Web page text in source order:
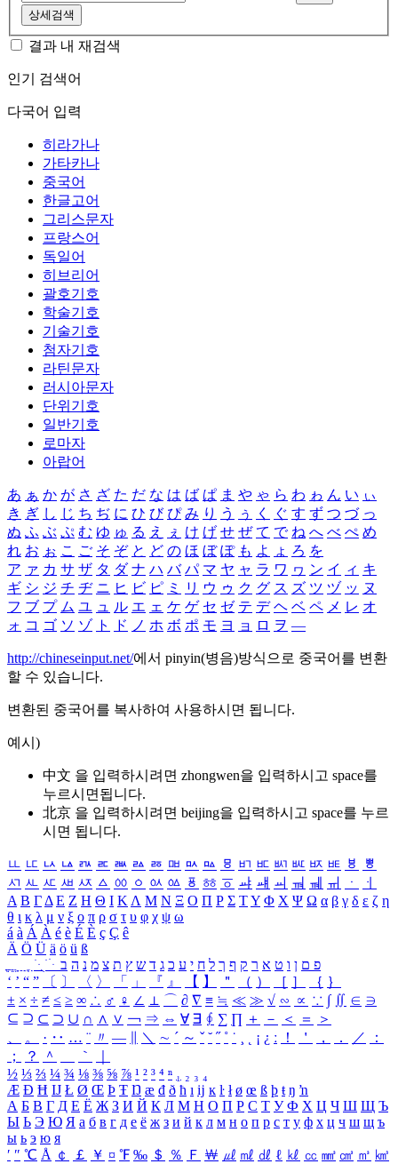
상세검색
결과 내 재검색
인기 검색어
다국어 입력
히라가나
가타카나
중국어
한글고어
그리스문자
프랑스어
독일어
히브리어
괄호기호
학술기호
기술기호
첨자기호
라틴문자
러시아문자
단위기호
일반기호
로마자
아랍어
あ ぁ か が さ ざ た だ な は ば ぱ ま や ゃ ら わ ゎ ん い ぃ
き ぎ し じ ち ぢ に ひ び ぴ み り う ぅ く ぐ す ず つ づ っ
ぬ ふ ぶ ぷ む ゆ ゅ る え ぇ け げ せ ぜ て で ね へ べ ぺ め
れ お ぉ こ ご そ ぞ と ど の ほ ぼ ぽ も よ ょ ろ を
ア ァ カ サ ザ タ ダ ナ ハ バ パ マ ヤ ャ ラ ワ ヮ ン イ ィ キ
ギ シ ジ チ ヂ ニ ヒ ビ ピ ミ リ ウ ゥ ク グ ス ズ ツ ヅ ッ ヌ
フ ブ プ ム ユ ュ ル エ ェ ケ ゲ セ ゼ テ デ ヘ ベ ペ メ レ オ
ォ コ ゴ ソ ゾ ト ド ノ ホ ボ ポ モ ヨ ョ ロ ヲ ―
http://chineseinput.net/에서 pinyin(병음)방식으로 중국어를 변환
할 수 있습니다.
변환된 중국어를 복사하여 사용하시면 됩니다.
예시)
中文 을 입력하시려면 zhongwen을 입력하시고 space를
누르시면됩니다.
北京 을 입력하시려면 beijing을 입력하시고 space를 누르
시면 됩니다.
ㅥ ㅦ ㅧ ㅨ ㅩ ㅪ ㅫ ㅬ ㅭ ㅮ ㅯ ㅰ ㅱ ㅲ ㅳ ㅴ ㅵ ㅶ ㅷ ㅸ
ㅹ
ㅺ ㅻ ㅼ ㅽ ㅾ ㅿ ㆀ ㆁ ㆂ ㆃ ㆄ ㆅ ㆆ ㆇ ㆈ ㆉ ㆊ ㆋ ㆌ ㆍ
ㆎ
Α Β ΓΔ Ε Ζ Η Θ Ι ΚΛ Μ Ν Ξ Ο Π Ρ Σ ΤΥ Φ Χ Ψ Ω α β γ δ ε ζ η
θ ι κ λ μ ν ξ ο π ρ σ τ υ φ χ ψ ω
á à Á À é è É È ç Ç ê
Ä Ö Ü ä ö ü ß
ִֶֹ ֻּ ׁׂ פ ם ן ו ט א ר ק ף ך ל ח י ע כ ג ד ש ץ ת צ מ נ ה ב
‘ ’ “ ” 〔 〕 〈 〉 「 」 『 』 【 】 ＂ （ ） ［ ］ ｛ ｝
± × ÷ ≠ ≤ ≥ ∞ ∴ ♂ ♀ ∠ ⊥ ⌒ ∂ ∇ ≡ ≒ ≪ ≫ √ ∽ ∝ ∵ ∫ ∬ ∈ ∋
⊆ ⊇ ⊂ ⊃ ∪ ∩ ∧ ∨ ￢ ⇒ ⇔ ∀ ∃ ∮ ∑ ∏ ＋ － ＜ ＝
＞
、
。 · ‥ … ¨ 〃 ― ＼ ∼ ´ ～ ˇ ˘ ˝ ˚ ˙ ¸ ¡ ¿ ː ！ ＇ ， ． ／
：
；
？ ＾ ｀
½ ⅓ ⅔ ¼ ¾ ⅛ ⅜ ⅝ ⅞ ¹ ² ³ ⁴ ⁿ ₁ ₂ ₃ ₄
Æ Ð Ħ Ĳ Ł Ø Œ Þ Ŧ Ŋ æ đ ð ħ ı ĳ ĸ ŀ ł ø œ ß þ ŧ ŋ ŉ
А Б В Г Д Е Ё Ж З И Й К Л М Н О П Р С Т У Ф Х Ц Ч Ш Щ Ъ
Ы Ь Э Ю Я а б в г д е ё ж з и й к л м н о п р с т у ф х ц ч ш щ ъ
ы ь э ю я
′ ″ ℃ Å ￠ ￡ ￥ ¤ ℉ ‰ ＄ ％ Ｆ ￦ ㎕ ㎖ ㎗ ℓ ㎘ ㏄ ㎣ ㎤ ㎥ ㎦